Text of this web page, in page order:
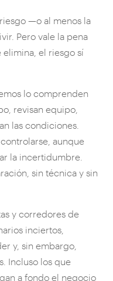
—o al menos la
Pero vale la pena
el riesgo sí
lo comprenden
revisan equipo,
las condiciones.
aunque
la incertidumbre.
sin técnica y sin
y corredores de
inciertos,
y, sin embargo,
Incluso los que
a fondo el negocio